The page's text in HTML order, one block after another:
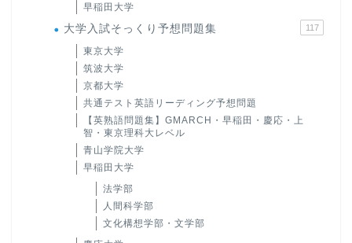
早稲田大学
大学入試そっくり予想問題集 117
東京大学
筑波大学
京都大学
共通テスト英語リーディング予想問題
【英熟語問題集】GMARCH・早稲田・慶応・上
智・東京理科大レベル
青山学院大学
早稲田大学
法学部
人間科学部
文化構想学部・文学部